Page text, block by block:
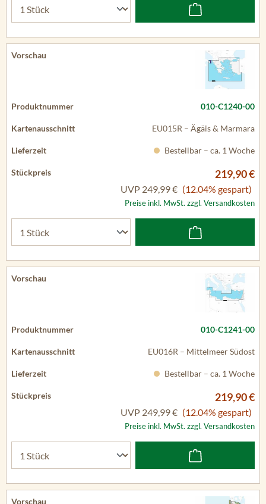
010-C1240-00
EU015R – Ägäis & Marmara
Bestellbar – ca. 1 Woche
219,90 €
UVP 249,99 € (12.04% gespart)
Preise inkl. MwSt. zzgl. Versandkosten
010-C1241-00
EU016R – Mittelmeer Südost
Bestellbar – ca. 1 Woche
219,90 €
UVP 249,99 € (12.04% gespart)
Preise inkl. MwSt. zzgl. Versandkosten